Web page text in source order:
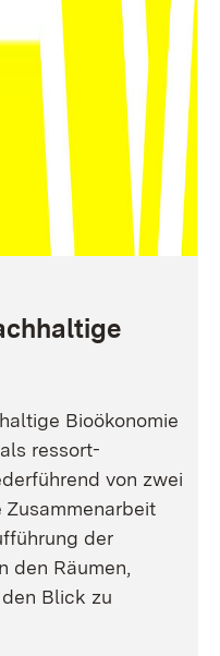
Bioökonomie
ressort-
von zwei
Zusammenarbeit
der
den Räumen,
Blick zu